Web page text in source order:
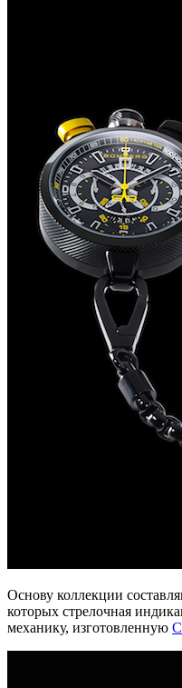
Основу коллекции
которых стрелочная
механику, изготовленную